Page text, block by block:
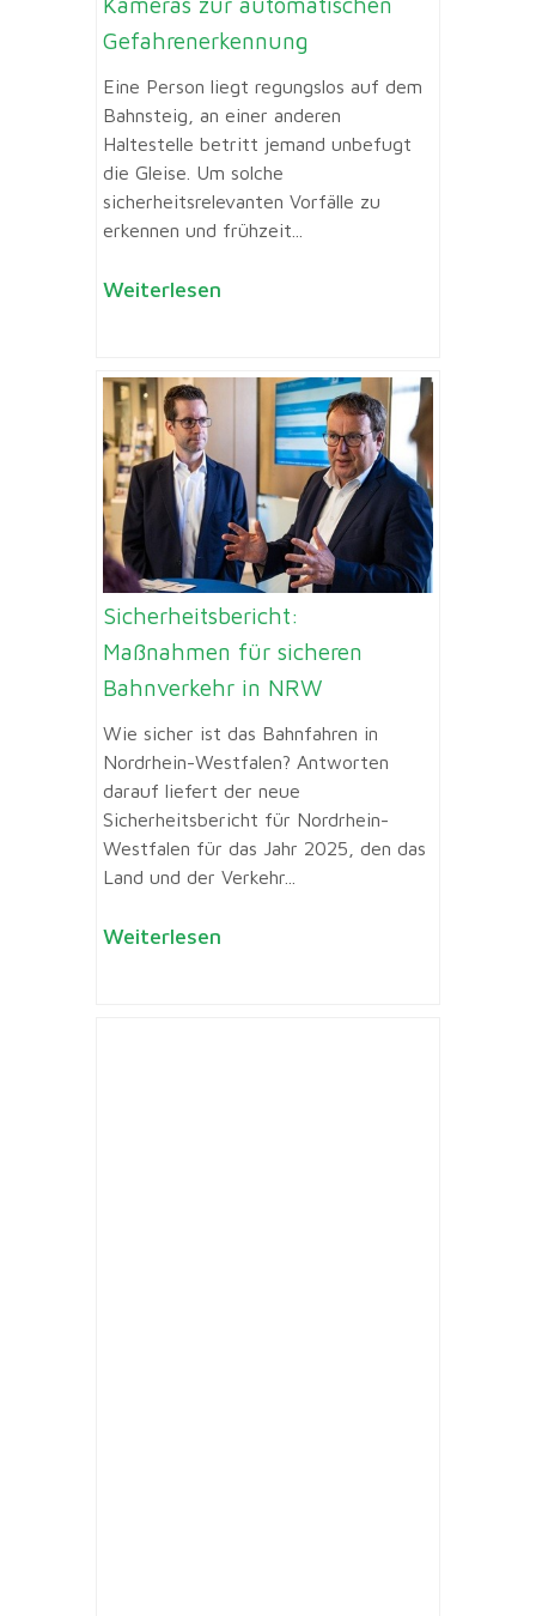
Gefahrenerkennung
Eine Person liegt regungslos auf dem
Bahnsteig, an einer anderen
Haltestelle betritt jemand unbefugt
die Gleise. Um solche
sicherheitsrelevanten Vorfälle zu
erkennen und frühzeit...
Weiterlesen
Sicherheitsbericht:
Maßnahmen für sicheren
Bahnverkehr in NRW
Wie sicher ist das Bahnfahren in
Nordrhein-Westfalen? Antworten
darauf liefert der neue
Sicherheitsbericht für Nordrhein-
Westfalen für das Jahr 2025, den das
Land und der Verkehr...
Weiterlesen